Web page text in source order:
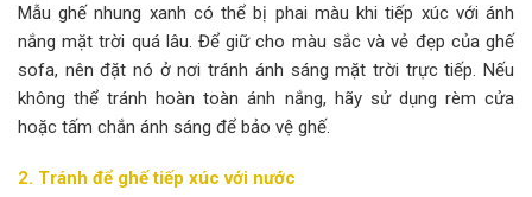
Mẫu ghế nhung xanh có thể bị phai màu khi tiếp xúc với ánh
nắng mặt trời quá lâu. Để giữ cho màu sắc và vẻ đẹp của ghế
sofa, nên đặt nó ở nơi tránh ánh sáng mặt trời trực tiếp. Nếu
không thể tránh hoàn toàn ánh nắng, hãy sử dụng rèm cửa
hoặc tấm chắn ánh sáng để bảo vệ ghế.
2. Tránh để ghế tiếp xúc với nước